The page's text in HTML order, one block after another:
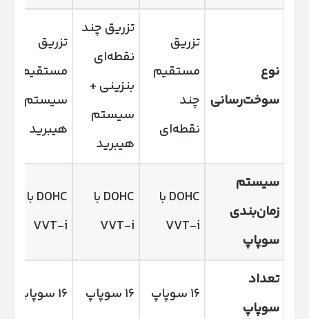
نوع
سوخت‌رسانی
تزریق
مستقیم
چند
نقطه‌ای
تزریق چند
نقطه‌ای
بنزینی +
سیستم
هیبرید
تزریق
مستقیم +
سیستم
هیبرید
سیستم
زمان‌بندی
سوپاپ
DOHC با
VVT-i
DOHC با
VVT-i
DOHC با
VVT-i
تعداد
سوپاپ
۱۶ سوپاپ ۱۶ سوپاپ ۱۶ سوپاپ